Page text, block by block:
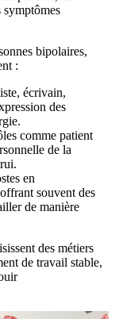
symptômes
bipolaires,
:
écrivain,
des
comme patient
de la
en
souvent des
de manière
des métiers
de travail stable,